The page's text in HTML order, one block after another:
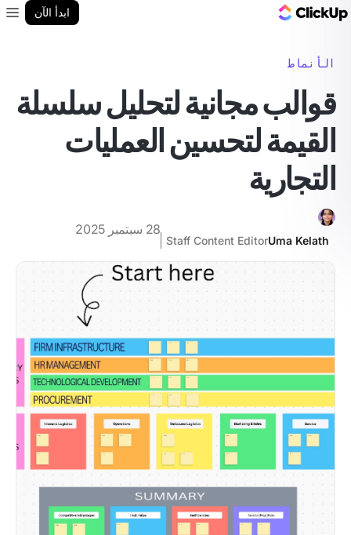
ابدأ الآن
الأنماط
قوالب مجانية لتحليل سلسلة
القيمة لتحسين العمليات
التجارية
Uma Kelath
Staff Content Editor
28 سبتمبر 2025